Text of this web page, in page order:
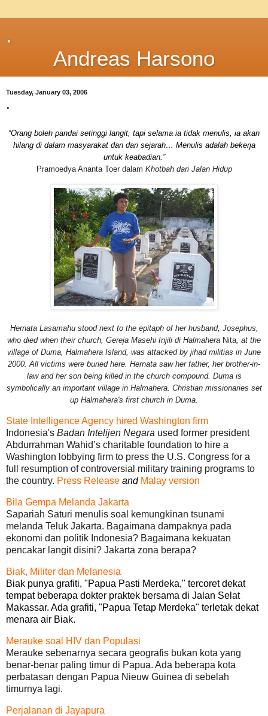
.
Andreas Harsono
Tuesday, January 03, 2006
.
“Orang boleh pandai setinggi langit, tapi selama ia tidak menulis, ia akan
hilang di dalam masyarakat dan dari sejarah… Menulis adalah bekerja
untuk keabadian.”
Pramoedya Ananta Toer dalam Khotbah dari Jalan Hidup
Hernata Lasamahu stood next to the epitaph of her husband, Josephus,
who died when their church, Gereja Masehi Injili di Halmahera Nita, at the
village of Duma, Halmahera Island, was attacked by jihad militias in June
2000. All victims were buried here. Hernata saw her father, her brother-in-
law and her son being killed in the church compound. Duma is
symbolically an important village in Halmahera. Christian missionaries set
up Halmahera's first church in Duma.
State Intelligence Agency hired Washington firm
Indonesia's Badan Intelijen Negara used former president
Abdurrahman Wahid’s charitable foundation to hire a
Washington lobbying firm to press the U.S. Congress for a
full resumption of controversial military training programs to
the country. Press Release and Malay version
Bila Gempa Melanda Jakarta
Sapariah Saturi menulis soal kemungkinan tsunami
melanda Teluk Jakarta. Bagaimana dampaknya pada
ekonomi dan politik Indonesia? Bagaimana kekuatan
pencakar langit disini? Jakarta zona berapa?
Biak, Militer dan Melanesia
Biak punya grafiti, "Papua Pasti Merdeka," tercoret dekat
tempat beberapa dokter praktek bersama di Jalan Selat
Makassar. Ada grafiti, "Papua Tetap Merdeka" terletak dekat
menara air Biak.
Merauke soal HIV dan Populasi
Merauke sebenarnya secara geografis bukan kota yang
benar-benar paling timur di Papua. Ada beberapa kota
perbatasan dengan Papua Nieuw Guinea di sebelah
timurnya lagi.
Perjalanan di Jayapura